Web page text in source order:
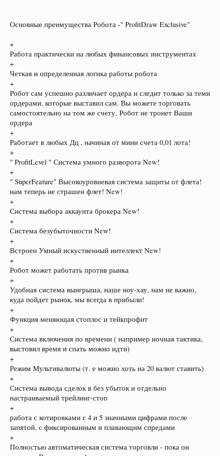
Основные преимущества Робота -" ProfitDraw Exclusive"
+
Работа практически на любых финансовых инструментах
+
Четкая и определенная логика работы робота
+
Робот сам успешно различает ордера и следит только за теми
ордерами, которые выставил сам. Вы можете торговать
самостоятельно на том же счету, Робот не тронет Ваши
ордера
+
Работает в любых Дц , начиная от мини счета 0,01 лота!
+
" ProfitLevel " Система умного разворота New!
+
" SuperFeature" Высокоуровневая система защиты от флета!
нам теперь не страшен флет! New!
+
Система выбора аккаунта брокера New!
+
Система безубыточности New!
+
Встроен Умный искуcтвенный интеллект New!
+
Робот может работать против рынка
+
Удобная система выигрыша, наше ноу-хау, нам не важно,
куда пойдет рынок, мы всегда в прибыли!
+
Функция меняющая стоплос и тейкпрофит
+
Система включения по времени ( например ночная тактика,
выстовил время и спать можно идти)
+
Режим Мультивалюты (т. е можно хоть на 20 валют ставить)
+
Система вывода сделок в без убыток и отдельно
настраиваемый трейлинг-стоп
+
работа с котировками с 4 и 5 значными цифрами после
запятой, с фиксированным и плавающим спредами
+
Полностью автоматическая система торговли - пока он